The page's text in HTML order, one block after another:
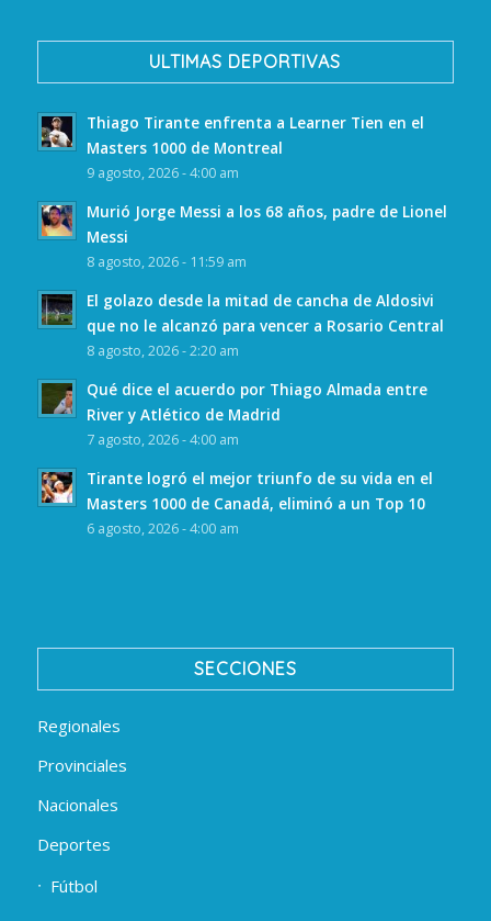
ULTIMAS DEPORTIVAS
Thiago Tirante enfrenta a Learner Tien en el
Masters 1000 de Montreal
9 agosto, 2026 - 4:00 am
Murió Jorge Messi a los 68 años, padre de Lionel
Messi
8 agosto, 2026 - 11:59 am
El golazo desde la mitad de cancha de Aldosivi
que no le alcanzó para vencer a Rosario Central
8 agosto, 2026 - 2:20 am
Qué dice el acuerdo por Thiago Almada entre
River y Atlético de Madrid
7 agosto, 2026 - 4:00 am
Tirante logró el mejor triunfo de su vida en el
Masters 1000 de Canadá, eliminó a un Top 10
6 agosto, 2026 - 4:00 am
SECCIONES
Regionales
Provinciales
Nacionales
Deportes
Fútbol